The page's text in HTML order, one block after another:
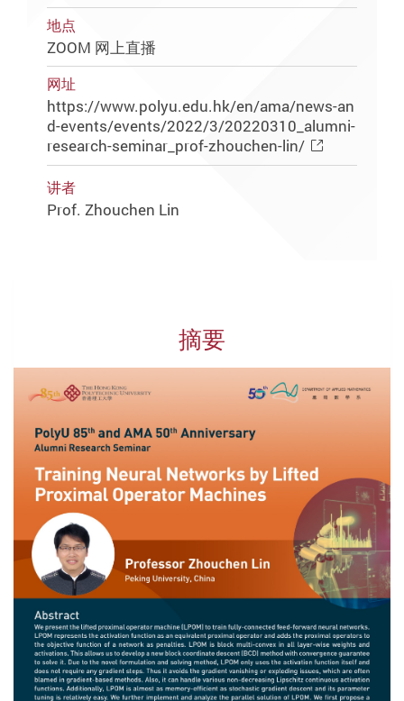
地点
ZOOM 网上直播
网址
https://www.polyu.edu.hk/en/ama/news-an
d-events/events/2022/3/20220310_alumni-
research-seminar_prof-zhouchen-lin/
讲者
Prof. Zhouchen Lin
摘要